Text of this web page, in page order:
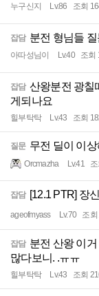
누구신지 Lv.86 조회
잡담 분전 형님들
아따성님이 Lv.40 조회
잡담 산왕분전 광칠
게되나요
힐부탁탁 Lv.43 조회
질문 무전 딜이 이상
Orcmazha Lv.41
잡담 [12.1 PTR] 장
ageofmyass Lv.70 조
잡담 분전 산왕 이
많다보니. .ㅠㅠ
힐부탁탁 Lv.43 조회